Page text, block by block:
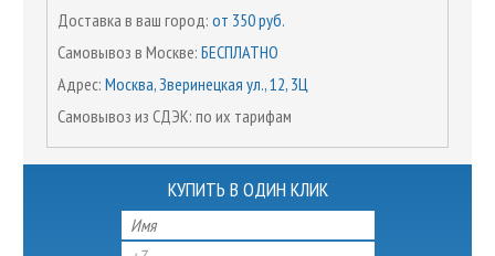
Доставка в ваш город: от 350 руб.
Самовывоз в Москве: БЕСПЛАТНО
Адрес: Москва, Зверинецкая ул., 12, 3Ц
Самовывоз из СДЭК: по их тарифам
КУПИТЬ В ОДИН КЛИК